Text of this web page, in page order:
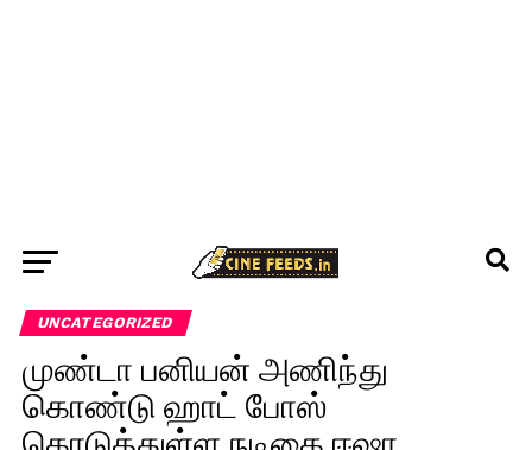
UNCATEGORIZED
முண்டா பனியன் அணிந்து
கொண்டு ஹாட் போஸ்